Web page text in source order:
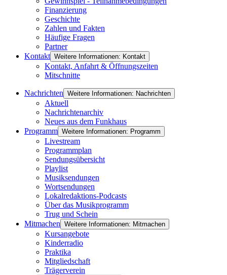
Finanzierung
Geschichte
Zahlen und Fakten
Häufige Fragen
Partner
Kontakt Weitere Informationen: Kontakt
Kontakt, Anfahrt & Öffnungszeiten
Mitschnitte
Nachrichten Weitere Informationen: Nachrichten
Aktuell
Nachrichtenarchiv
Neues aus dem Funkhaus
Programm Weitere Informationen: Programm
Livestream
Programmplan
Sendungsübersicht
Playlist
Musiksendungen
Wortsendungen
Lokalredaktions-Podcasts
Über das Musikprogramm
Trug und Schein
Mitmachen Weitere Informationen: Mitmachen
Kursangebote
Kinderradio
Praktika
Mitgliedschaft
Trägerverein